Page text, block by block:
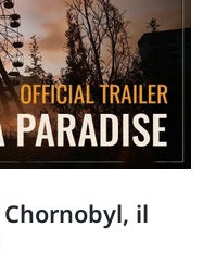
Chornobyl, il